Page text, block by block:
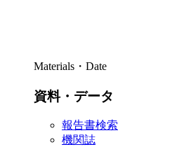
Materials・Date
資料・データ
報告書検索
機関誌